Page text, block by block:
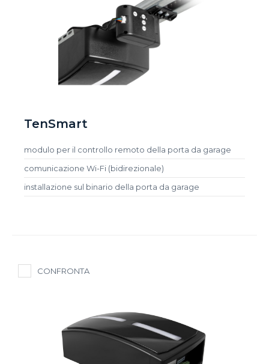
TenSmart
modulo per il controllo remoto della porta da garage
comunicazione Wi-Fi (bidirezionale)
installazione sul binario della porta da garage
CONFRONTA